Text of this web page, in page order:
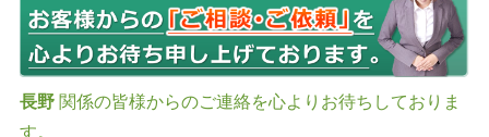
長野関係の皆様からのご連絡を心よりお待ちしておりま
す。